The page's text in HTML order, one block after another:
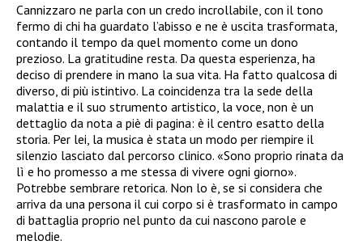
Cannizzaro ne parla con un credo incrollabile, con il tono
fermo di chi ha guardato l’abisso e ne è uscita trasformata,
contando il tempo da quel momento come un dono
prezioso. La gratitudine resta. Da questa esperienza, ha
deciso di prendere in mano la sua vita. Ha fatto qualcosa di
diverso, di più istintivo. La coincidenza tra la sede della
malattia e il suo strumento artistico, la voce, non è un
dettaglio da nota a piè di pagina: è il centro esatto della
storia. Per lei, la musica è stata un modo per riempire il
silenzio lasciato dal percorso clinico. «Sono proprio rinata da
lì e ho promesso a me stessa di vivere ogni giorno».
Potrebbe sembrare retorica. Non lo è, se si considera che
arriva da una persona il cui corpo si è trasformato in campo
di battaglia proprio nel punto da cui nascono parole e
melodie.